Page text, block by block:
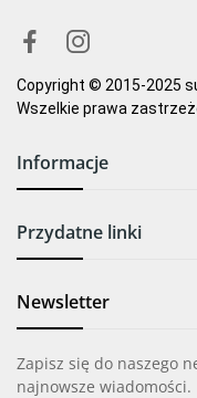
Copyright © 2015-2025
Wszelkie prawa
Informacje
Przydatne linki
Newsletter
Zapisz się do naszego
najnowsze wiadomości.